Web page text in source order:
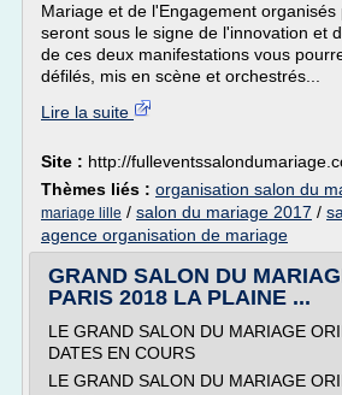
Mariage et de l'Engagement organisés
seront sous le signe de l'innovation et
de ces deux manifestations vous
défilés, mis en scène et orchestrés...
Lire la suite
Site : http://
Thèmes liés : organisation salon du
mariage lille / salon du mariage 2017 /
agence organisation de mariage
GRAND SALON DU
PARIS 2018 LA PLAINE ...
LE GRAND SALON DU MARIAGE
DATES EN COURS
LE GRAND SALON DU MARIAGE